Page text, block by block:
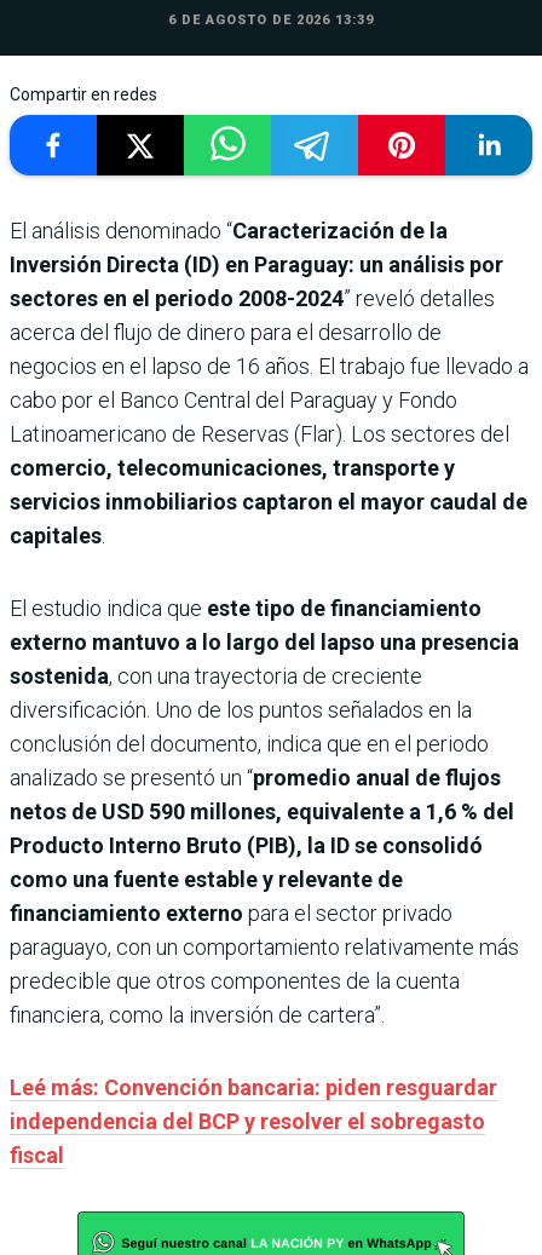
6 DE AGOSTO DE 2026 13:39
Compartir en redes
El análisis denominado “Caracterización de la
Inversión Directa (ID) en Paraguay: un análisis por
sectores en el periodo 2008-2024” reveló detalles
acerca del flujo de dinero para el desarrollo de
negocios en el lapso de 16 años. El trabajo fue llevado a
cabo por el Banco Central del Paraguay y Fondo
Latinoamericano de Reservas (Flar). Los sectores del
comercio, telecomunicaciones, transporte y
servicios inmobiliarios captaron el mayor caudal de
capitales
El estudio indica que este tipo de financiamiento
externo mantuvo a lo largo del lapso una presencia
sostenida, con una trayectoria de creciente
diversificación. Uno de los puntos señalados en la
conclusión del documento, indica que en el periodo
analizado se presentó un “promedio anual de flujos
netos de USD 590 millones, equivalente a 1,6 % del
Producto Interno Bruto (PIB), la ID se consolidó
como una fuente estable y relevante de
financiamiento externo para el sector privado
paraguayo, con un comportamiento relativamente más
predecible que otros componentes de la cuenta
financiera, como la inversión de cartera”.
Leé más: Convención bancaria: piden resguardar
independencia del BCP y resolver el sobregasto
fiscal